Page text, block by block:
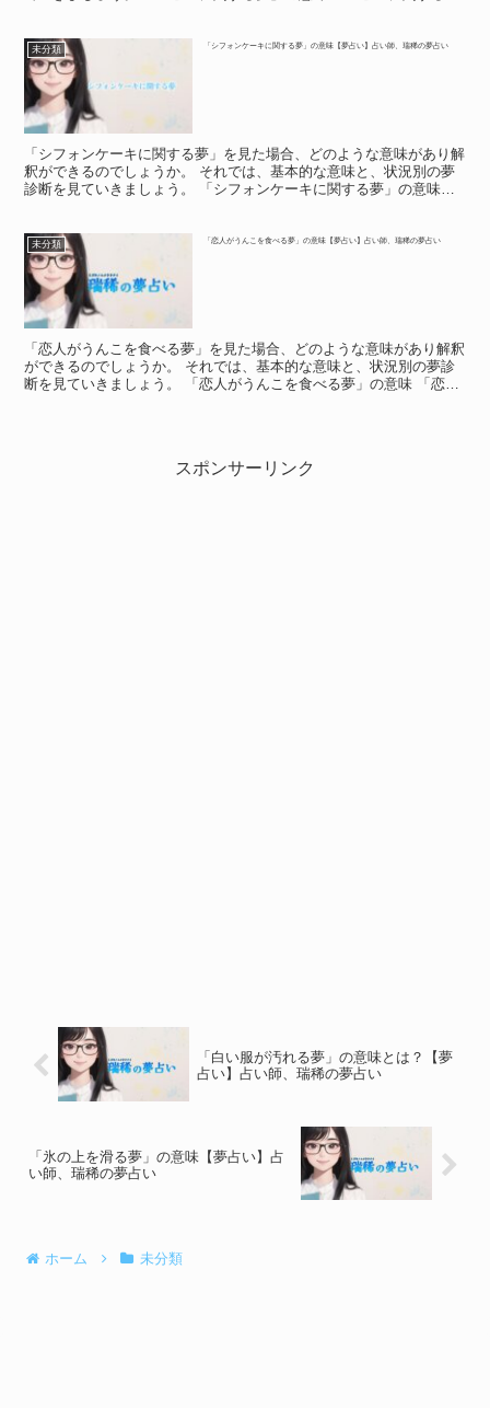
未分類 「シフォンケーキに関する夢」の意味【夢占い】占い師、瑞稀の夢占い
「シフォンケーキに関する夢」を見た場合、どのような意味があり解
釈ができるのでしょうか。 それでは、基本的な意味と、状況別の夢
診断を見ていきましょう。 「シフォンケーキに関する夢」の意味
未分類 「恋人がうんこを食べる夢」の意味【夢占い】占い師、瑞稀の夢占い
「恋人がうんこを食べる夢」を見た場合、どのような意味があり解釈
ができるのでしょうか。 それでは、基本的な意味と、状況別の夢診
断を見ていきましょう。 「恋人がうんこを食べる夢」の意味 「恋人
スポンサーリンク
「白い服が汚れる夢」の意味とは？【夢
占い】占い師、瑞稀の夢占い
「氷の上を滑る夢」の意味【夢占い】占
い師、瑞稀の夢占い
ホーム 未分類